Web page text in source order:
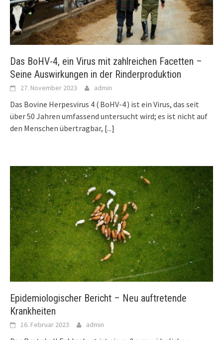
Das BoHV-4, ein Virus mit zahlreichen Facetten –
Seine Auswirkungen in der Rinderproduktion
27. November 2023 admin
Das Bovine Herpesvirus 4 ( BoHV-4 ) ist ein Virus, das seit
über 50 Jahren umfassend untersucht wird; es ist nicht auf
den Menschen übertragbar, [...]
Epidemiologischer Bericht – Neu auftretende
Krankheiten
16. Februar 2023 admin